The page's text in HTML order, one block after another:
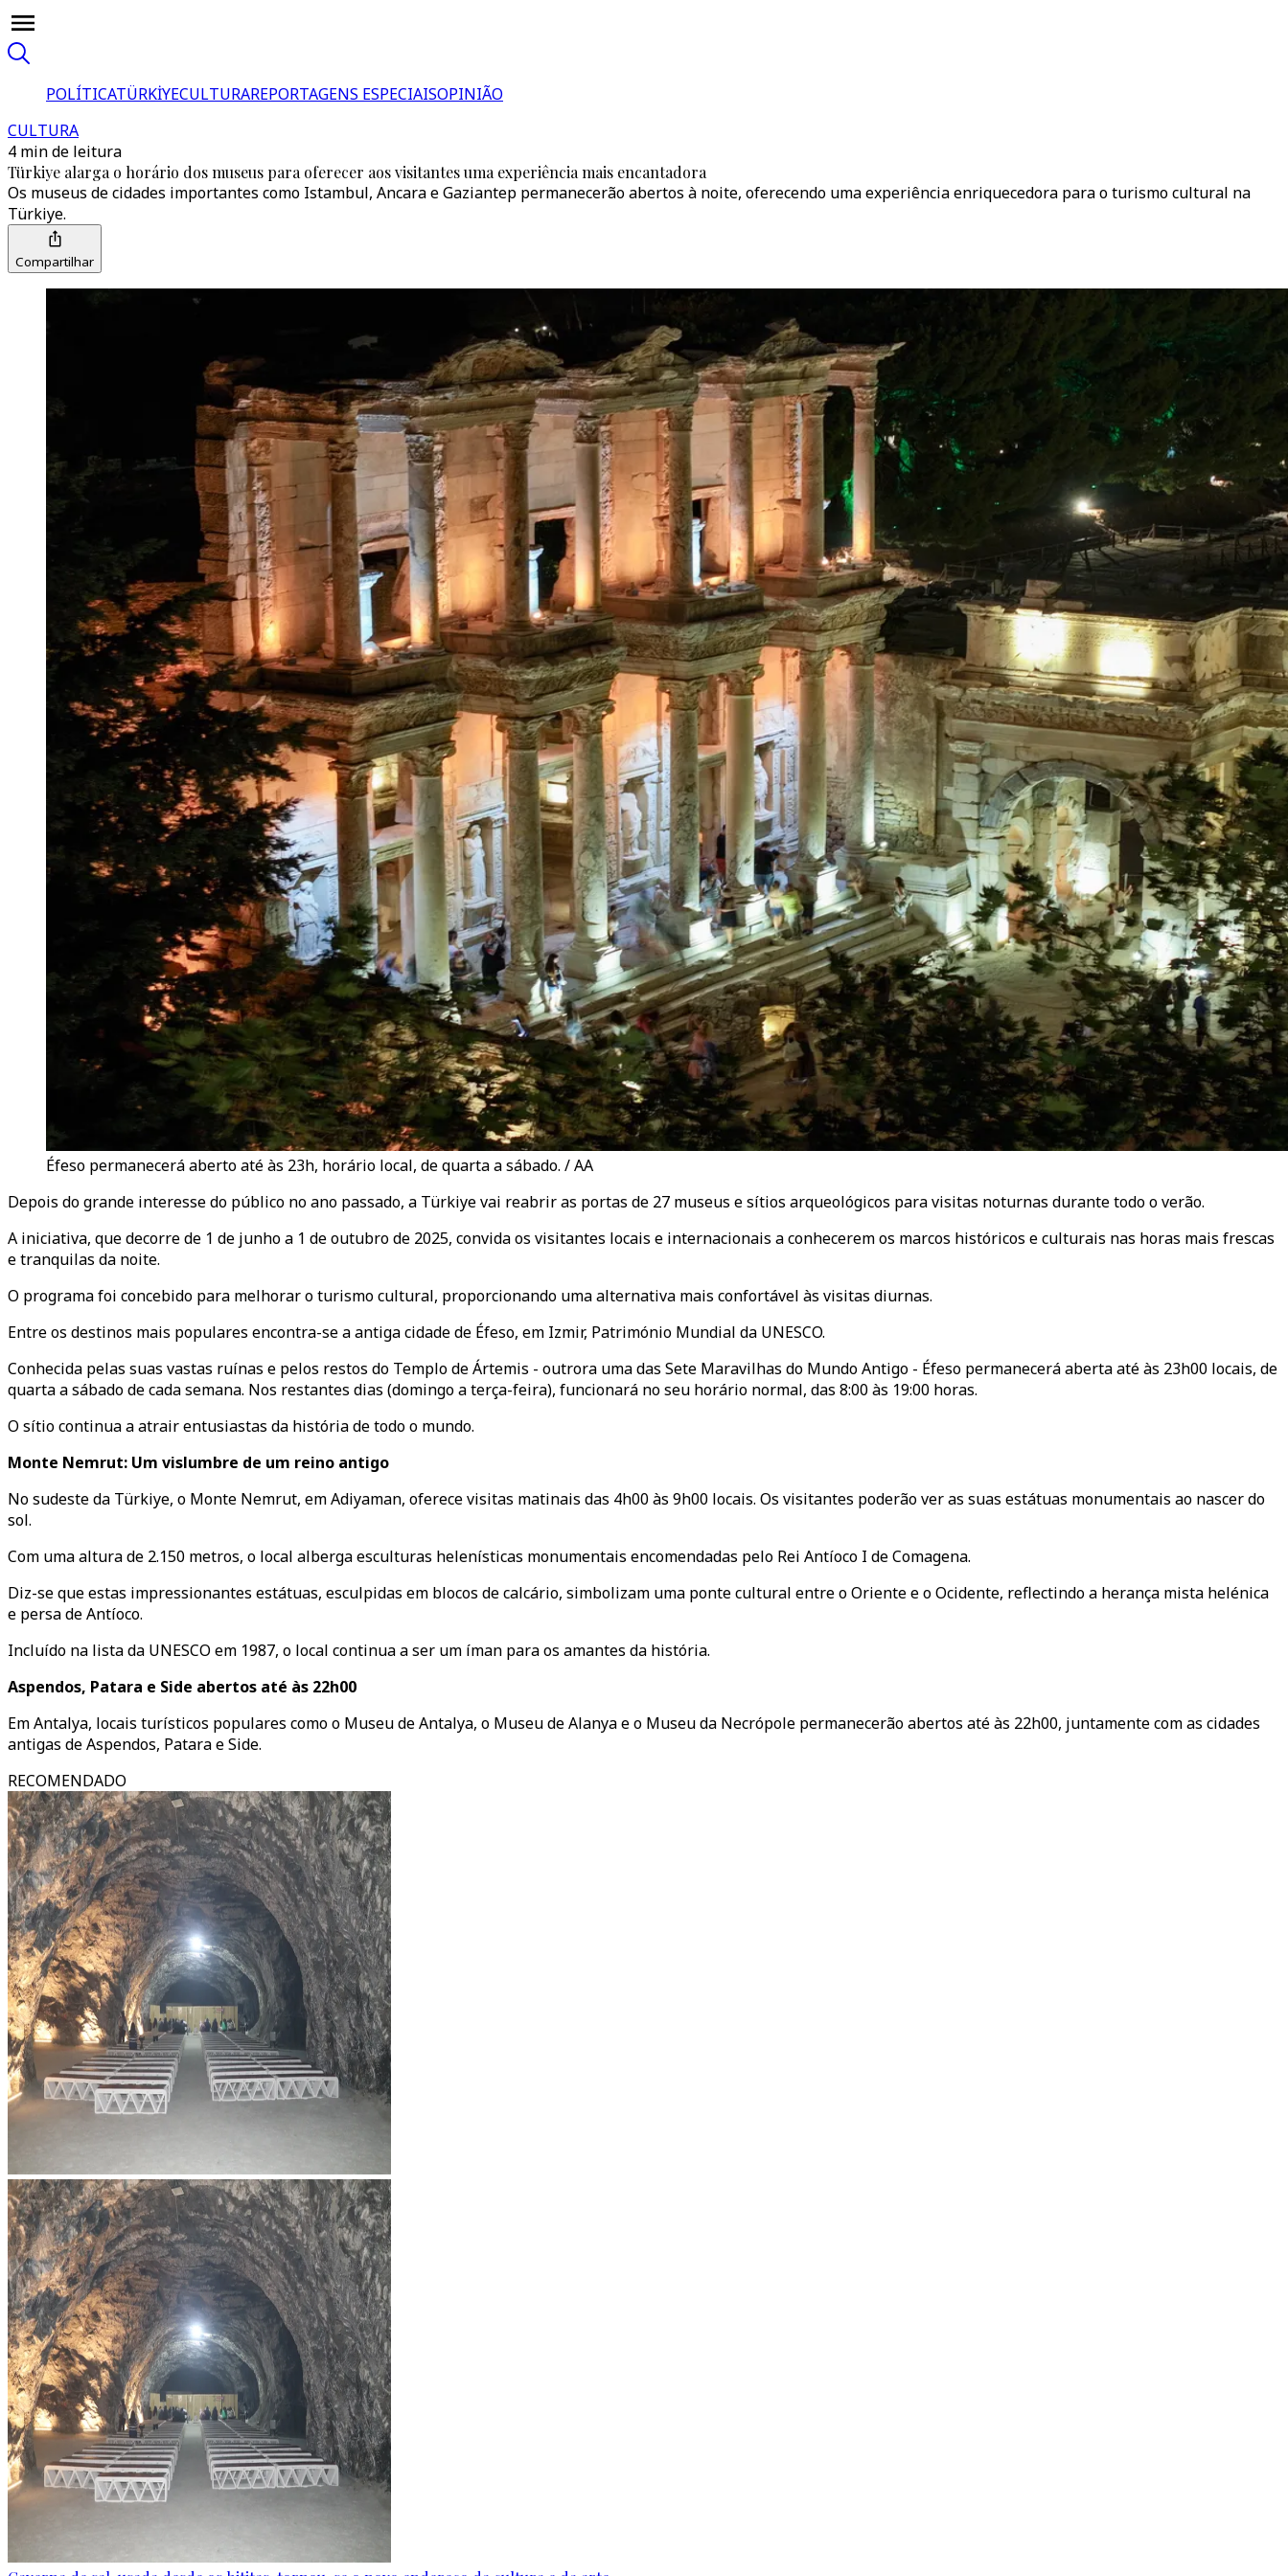
POLÍTICATÜRKİYECULTURAREPORTAGENS ESPECIAISOPINIÃO
CULTURA
4 min de leitura
Türkiye alarga o horário dos museus para oferecer aos visitantes uma experiência mais encantadora
Os museus de cidades importantes como Istambul, Ancara e Gaziantep permanecerão abertos à noite, oferecendo uma experiência enriquecedora para o turismo cultural na
Türkiye.
Compartilhar
Éfeso permanecerá aberto até às 23h, horário local, de quarta a sábado. / AA
Depois do grande interesse do público no ano passado, a Türkiye vai reabrir as portas de 27 museus e sítios arqueológicos para visitas noturnas durante todo o verão.
A iniciativa, que decorre de 1 de junho a 1 de outubro de 2025, convida os visitantes locais e internacionais a conhecerem os marcos históricos e culturais nas horas mais frescas
e tranquilas da noite.
O programa foi concebido para melhorar o turismo cultural, proporcionando uma alternativa mais confortável às visitas diurnas.
Entre os destinos mais populares encontra-se a antiga cidade de Éfeso, em Izmir, Património Mundial da UNESCO.
Conhecida pelas suas vastas ruínas e pelos restos do Templo de Ártemis - outrora uma das Sete Maravilhas do Mundo Antigo - Éfeso permanecerá aberta até às 23h00 locais, de
quarta a sábado de cada semana. Nos restantes dias (domingo a terça-feira), funcionará no seu horário normal, das 8:00 às 19:00 horas.
O sítio continua a atrair entusiastas da história de todo o mundo.
Monte Nemrut: Um vislumbre de um reino antigo
No sudeste da Türkiye, o Monte Nemrut, em Adiyaman, oferece visitas matinais das 4h00 às 9h00 locais. Os visitantes poderão ver as suas estátuas monumentais ao nascer do
sol.
Com uma altura de 2.150 metros, o local alberga esculturas helenísticas monumentais encomendadas pelo Rei Antíoco I de Comagena.
Diz-se que estas impressionantes estátuas, esculpidas em blocos de calcário, simbolizam uma ponte cultural entre o Oriente e o Ocidente, reflectindo a herança mista helénica
e persa de Antíoco.
Incluído na lista da UNESCO em 1987, o local continua a ser um íman para os amantes da história.
Aspendos, Patara e Side abertos até às 22h00
Em Antalya, locais turísticos populares como o Museu de Antalya, o Museu de Alanya e o Museu da Necrópole permanecerão abertos até às 22h00, juntamente com as cidades
antigas de Aspendos, Patara e Side.
RECOMENDADO